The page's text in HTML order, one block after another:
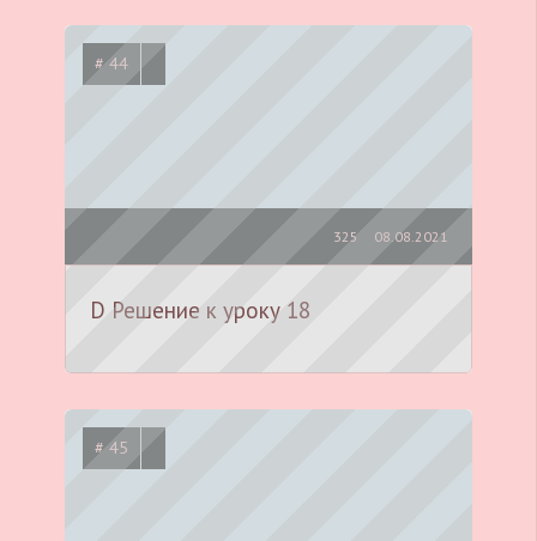
# 44
08.08.2021
325
D Решение к уроку 18
# 45